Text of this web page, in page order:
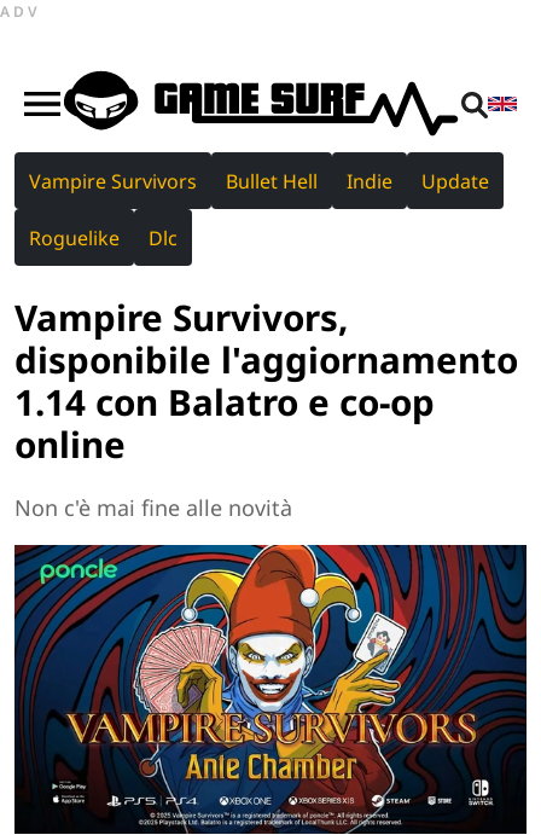
ADV
Vampire Survivors Bullet Hell Indie Update
Roguelike Dlc
Vampire Survivors,
disponibile l'aggiornamento
1.14 con Balatro e co-op
online
Non c'è mai fine alle novità